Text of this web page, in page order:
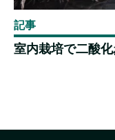
記事
室内栽培で二酸